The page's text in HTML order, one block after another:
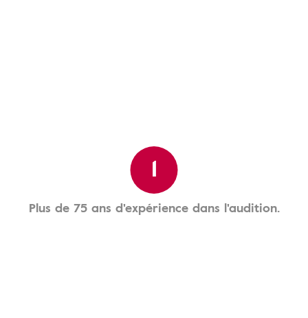
1
Plus de 75 ans d'expérience dans l'audition.